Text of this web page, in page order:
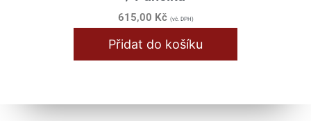
615,00 Kč (vč. DPH)
Přidat do košíku